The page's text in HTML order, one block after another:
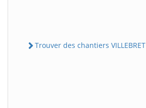
Trouver des chantiers VILLEBRET